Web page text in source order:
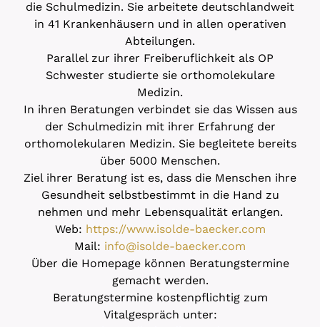
die Schulmedizin. Sie arbeitete deutschlandweit
in 41 Krankenhäusern und in allen operativen
Abteilungen.
Parallel zur ihrer Freiberuflichkeit als OP
Schwester studierte sie orthomolekulare
Medizin.
In ihren Beratungen verbindet sie das Wissen aus
der Schulmedizin mit ihrer Erfahrung der
orthomolekularen Medizin. Sie begleitete bereits
über 5000 Menschen.
Ziel ihrer Beratung ist es, dass die Menschen ihre
Gesundheit selbstbestimmt in die Hand zu
nehmen und mehr Lebensqualität erlangen.
Web: https://www.isolde-baecker.com
Mail: info@isolde-baecker.com
Über die Homepage können Beratungstermine
gemacht werden.
Beratungstermine kostenpflichtig zum
Vitalgespräch unter: